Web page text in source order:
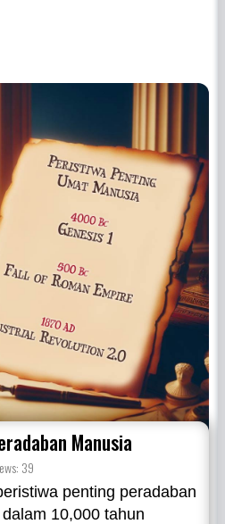
Manusia
39
penting peradaban
10,000 tahun